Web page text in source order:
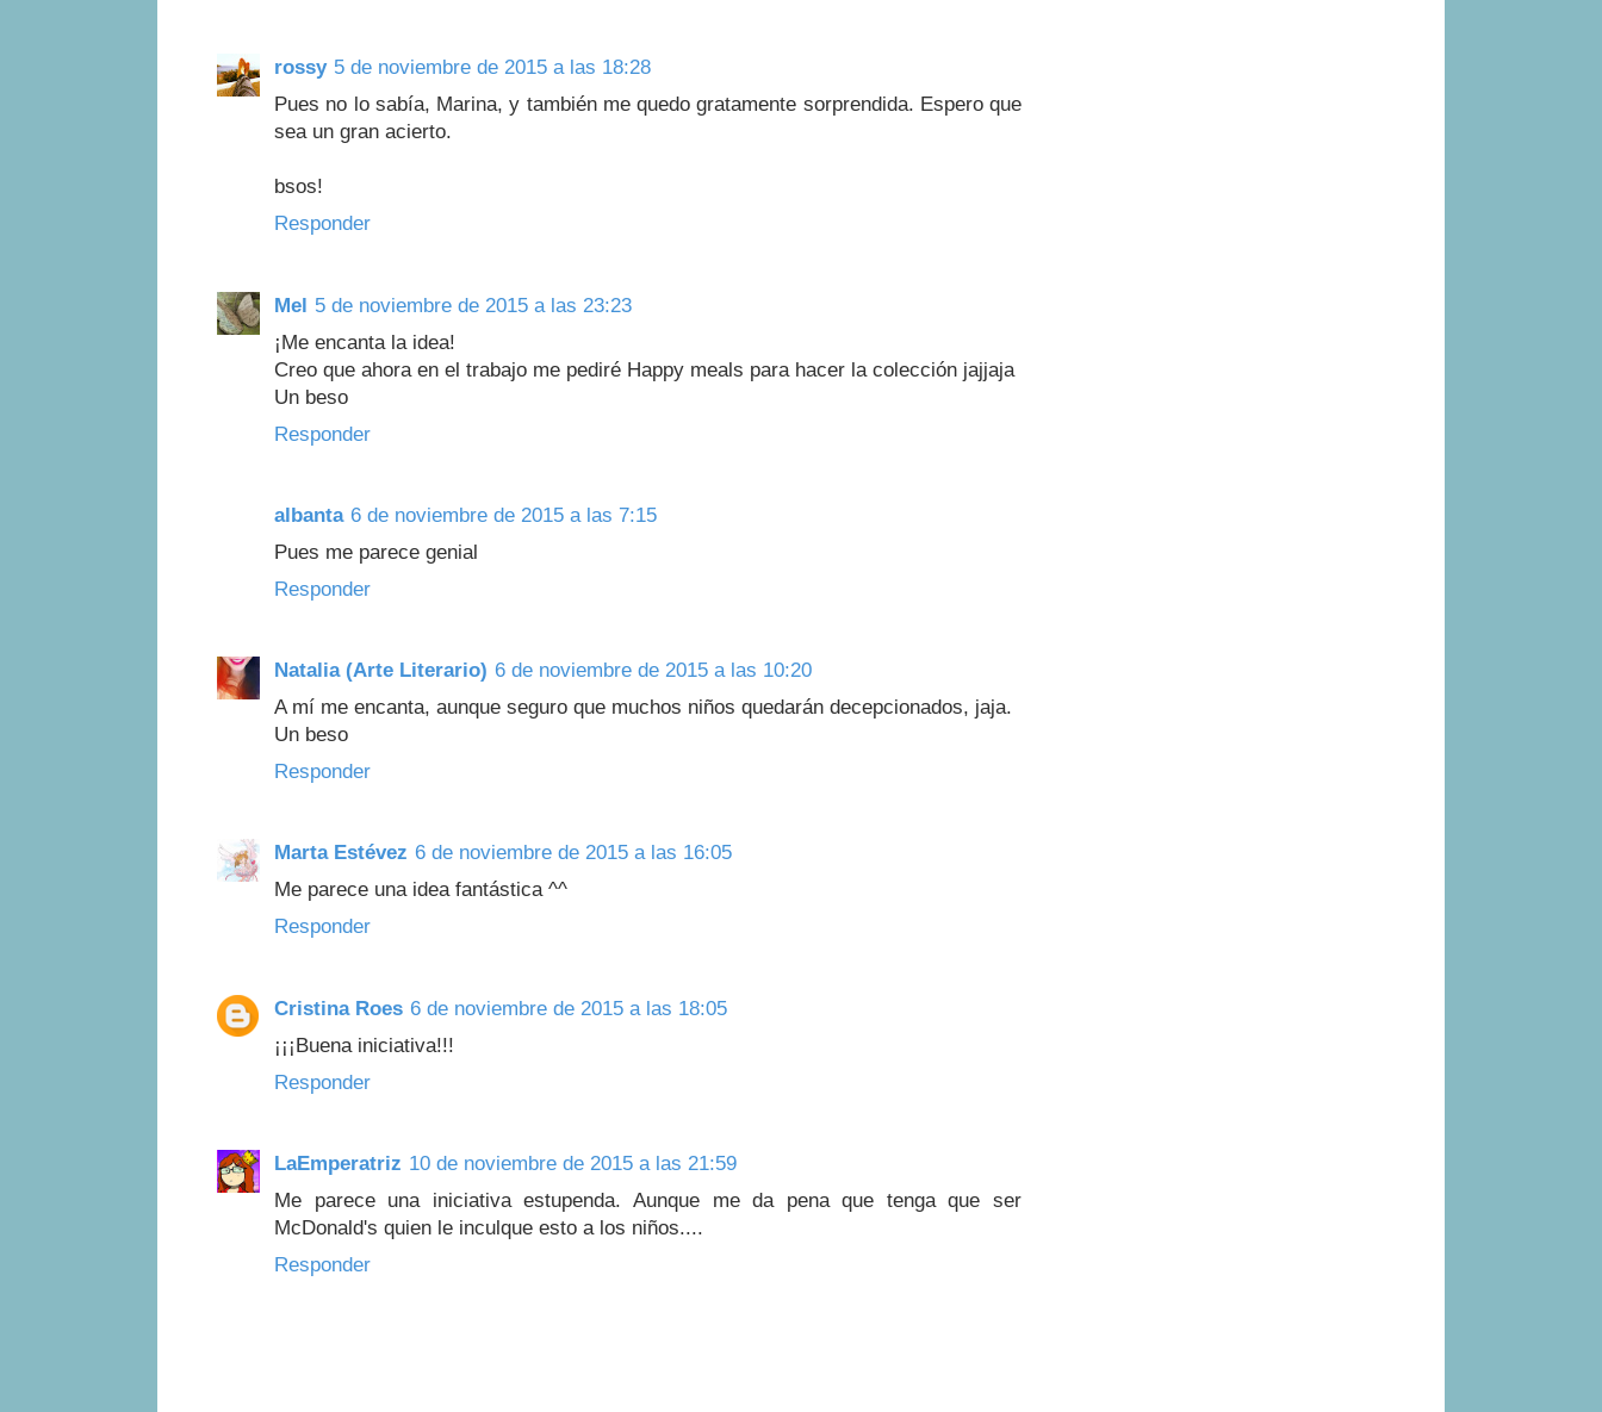
rossy 5 de noviembre de 2015 a las 18:28
Pues no lo sabía, Marina, y también me quedo gratamente sorprendida. Espero que
sea un gran acierto.
bsos!
Responder
Mel 5 de noviembre de 2015 a las 23:23
¡Me encanta la idea!
Creo que ahora en el trabajo me pediré Happy meals para hacer la colección jajjaja
Un beso
Responder
albanta 6 de noviembre de 2015 a las 7:15
Pues me parece genial
Responder
Natalia (Arte Literario) 6 de noviembre de 2015 a las 10:20
A mí me encanta, aunque seguro que muchos niños quedarán decepcionados, jaja.
Un beso
Responder
Marta Estévez 6 de noviembre de 2015 a las 16:05
Me parece una idea fantástica ^^
Responder
Cristina Roes 6 de noviembre de 2015 a las 18:05
¡¡¡Buena iniciativa!!!
Responder
LaEmperatriz 10 de noviembre de 2015 a las 21:59
Me parece una iniciativa estupenda. Aunque me da pena que tenga que ser
McDonald's quien le inculque esto a los niños....
Responder